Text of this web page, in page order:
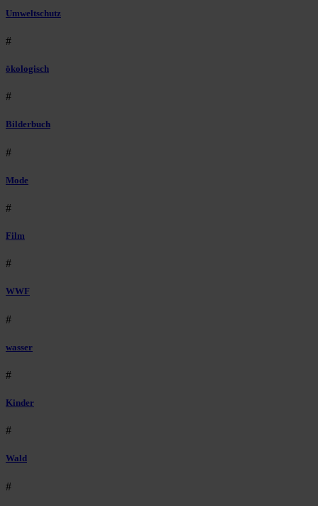
Umweltschutz
#
ökologisch
#
Bilderbuch
#
Mode
#
Film
#
WWF
#
wasser
#
Kinder
#
Wald
#